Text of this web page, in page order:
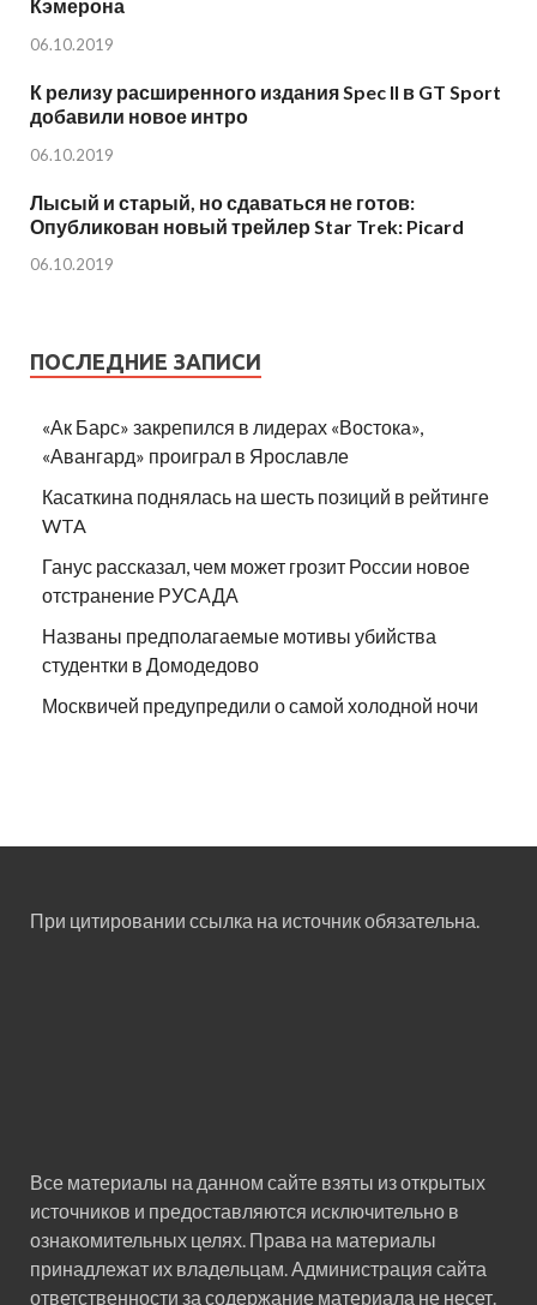
Кэмерона
06.10.2019
К релизу расширенного издания Spec II в GT Sport
добавили новое интро
06.10.2019
Лысый и старый, но сдаваться не готов:
Опубликован новый трейлер Star Trek: Picard
06.10.2019
ПОСЛЕДНИЕ ЗАПИСИ
«Ак Барс» закрепился в лидерах «Востока»,
«Авангард» проиграл в Ярославле
Касаткина поднялась на шесть позиций в рейтинге
WTA
Ганус рассказал, чем может грозит России новое
отстранение РУСАДА
Названы предполагаемые мотивы убийства
студентки в Домодедово
Москвичей предупредили о самой холодной ночи
При цитировании ссылка на источник обязательна.
Все материалы на данном сайте взяты из открытых
источников и предоставляются исключительно в
ознакомительных целях. Права на материалы
принадлежат их владельцам. Администрация сайта
ответственности за содержание материала не несет.